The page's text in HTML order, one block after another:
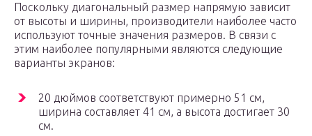
Поскольку диагональный размер напрямую зависит
от высоты и ширины, производители наиболее часто
используют точные значения размеров. В связи с
этим наиболее популярными являются следующие
варианты экранов:
20 дюймов соответствуют примерно 51 см,
ширина составляет 41 см, а высота достигает 30
см.